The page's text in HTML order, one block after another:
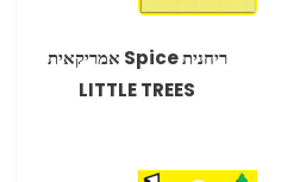
ריחנית Spice אמריקאית
LITTLE TREES